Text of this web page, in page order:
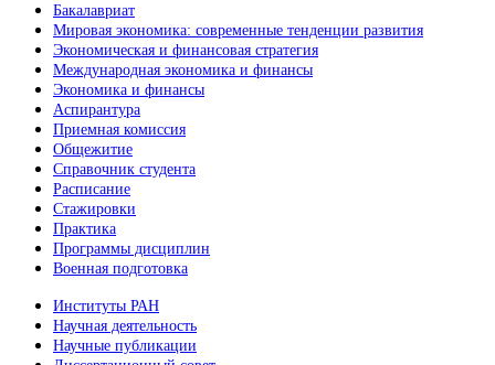
Бакалавриат
Мировая экономика: современные тенденции развития
Экономическая и финансовая стратегия
Международная экономика и финансы
Экономика и финансы
Аспирантура
Приемная комиссия
Общежитие
Справочник студента
Расписание
Стажировки
Практика
Программы дисциплин
Военная подготовка
Институты РАН
Научная деятельность
Научные публикации